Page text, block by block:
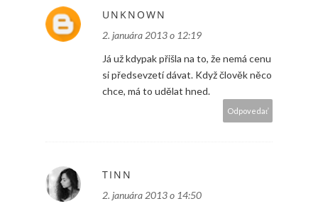
UNKNOWN
2. januára 2013 o 12:19
Já už kdypak přišla na to, že nemá cenu
si předsevzetí dávat. Když člověk něco
chce, má to udělat hned.
Odpovedať
TINN
2. januára 2013 o 14:50